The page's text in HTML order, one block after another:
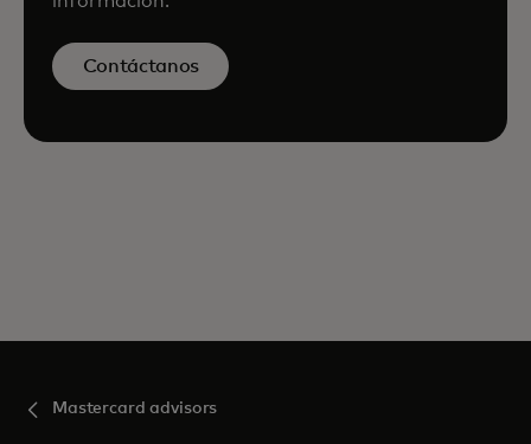
Contáctanos
Mastercard advisors